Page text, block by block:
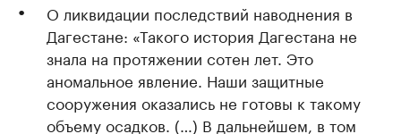
О ликвидации последствий наводнения в
Дагестане: «Такого история Дагестана не
знала на протяжении сотен лет. Это
аномальное явление. Наши защитные
сооружения оказались не готовы к такому
объему осадков. (…) В дальнейшем, в том